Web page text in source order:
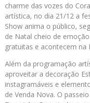
charme das vozes do
artística, no dia 21/12 a
Show anima o público,
de Natal cheio de
gratuitas e acontecem na
Além da programação
aproveitar a decoração
instagramáveis e
de Venda Nova. O